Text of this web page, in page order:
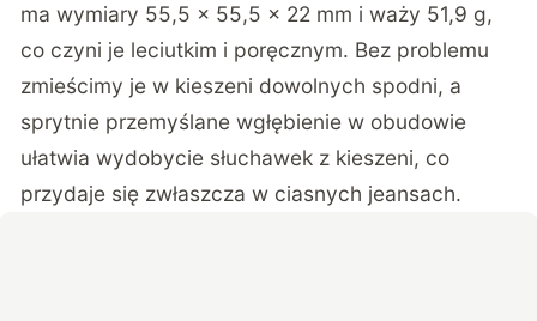
ma wymiary 55,5 x 55,5 x 22 mm i waży 51,9 g,
co czyni je leciutkim i poręcznym. Bez problemu
zmieścimy je w kieszeni dowolnych spodni, a
sprytnie przemyślane wgłębienie w obudowie
ułatwia wydobycie słuchawek z kieszeni, co
przydaje się zwłaszcza w ciasnych jeansach.